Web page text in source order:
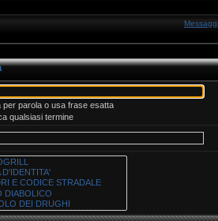
per parola o usa frase esatta
qualsiasi termine